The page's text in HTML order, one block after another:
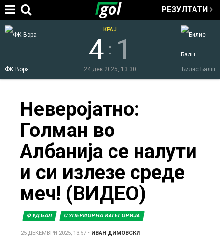
Jump to navigation
РЕЗУЛТАТИ
ФК Вора Билис Балш
4 : 1
КРАЈ
24 дек 2025, 13:30
here
Неверојатно:
Голман во
Албанија се налути
и си излезе среде
меч! (ВИДЕО)
ФУДБАЛ СУПЕРИОРНА КАТЕГОРИЈА
25 ДЕКЕМВРИ 2025, 13:57 • ИВАН ДИМОВСКИ